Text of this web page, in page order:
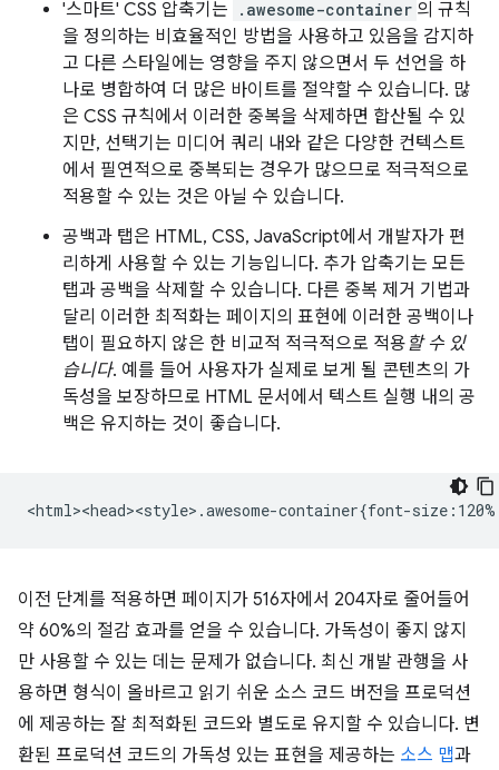
'스마트' CSS 압축기는
.awesome-container 의 규칙
을 정의하는 비효율적인 방법을 사용하고 있음을 감지하
고 다른 스타일에는 영향을 주지 않으면서 두 선언을 하
나로 병합하여 더 많은 바이트를 절약할 수 있습니다. 많
은 CSS 규칙에서 이러한 중복을 삭제하면 합산될 수 있
지만, 선택기는 미디어 쿼리 내와 같은 다양한 컨텍스트
에서 필연적으로 중복되는 경우가 많으므로 적극적으로
적용할 수 있는 것은 아닐 수 있습니다.
공백과 탭은 HTML, CSS, JavaScript에서 개발자가 편
리하게 사용할 수 있는 기능입니다. 추가 압축기는 모든
탭과 공백을 삭제할 수 있습니다. 다른 중복 제거 기법과
달리 이러한 최적화는 페이지의 표현에 이러한 공백이나
탭이 필요하지 않은 한 비교적 적극적으로 적용할 수 있
습니다. 예를 들어 사용자가 실제로 보게 될 콘텐츠의 가
독성을 보장하므로 HTML 문서에서 텍스트 실행 내의 공
백은 유지하는 것이 좋습니다.
이전 단계를 적용하면 페이지가 516자에서 204자로 줄어들어
약 60%의 절감 효과를 얻을 수 있습니다. 가독성이 좋지 않지
만 사용할 수 있는 데는 문제가 없습니다. 최신 개발 관행을 사
용하면 형식이 올바르고 읽기 쉬운 소스 코드 버전을 프로덕션
에 제공하는 잘 최적화된 코드와 별도로 유지할 수 있습니다. 변
환된 프로덕션 코드의 가독성 있는 표현을 제공하는 소스 맵과